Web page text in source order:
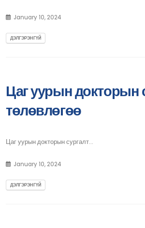
January 10, 2024
ДЭЛГЭРЭНГҮЙ
Цаг уурын докторын
төлөвлөгөө
Цаг уурын докторын сургалт...
January 10, 2024
ДЭЛГЭРЭНГҮЙ